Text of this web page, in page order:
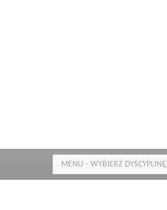
MENU - WYBIERZ DYSCYPLINĘ